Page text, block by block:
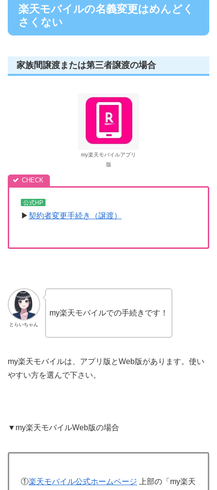
楽天モバイルの名義変更はめんどく
さくない
家族間譲渡または第三者譲渡の場合
my楽天モバイルアプリ
版
公式HP
▶契約者変更手続き（譲渡）
とらいちゃん
my楽天モバイルでの手続きです！
my楽天モバイルは、アプリ版とWeb版があります。使い
やすい方を選んで下さい。
▼my楽天モバイルWeb版の場合
①楽天モバイル公式ホームページ 上部の「my楽天